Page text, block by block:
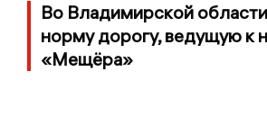
Во Владимирской
норму дорогу, ведущую к
«Мещёра»